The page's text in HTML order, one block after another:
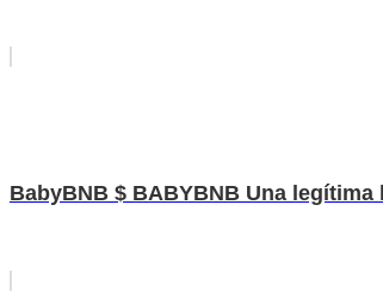
BabyBNB $ BABYBNB Una